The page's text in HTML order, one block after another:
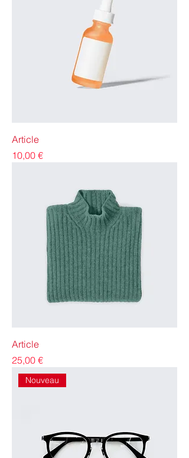
Article
Precio
10,00 €
Article
Precio
25,00 €
Nouveau